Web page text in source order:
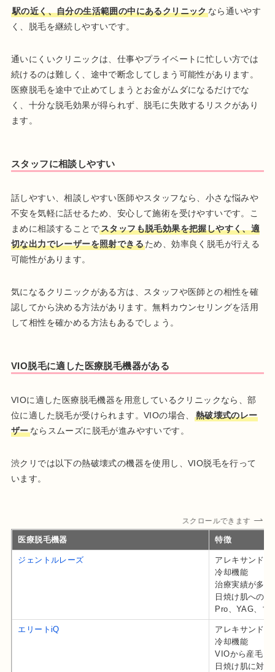
駅の近く、自分の生活範囲の中にあるクリニックなら通いやす
く、脱毛を継続しやすいです。
通いにくいクリニックは、仕事やプライベートに忙しい方では
続けるのは難しく、途中で断念してしまう可能性があります。
医療脱毛を途中で止めてしまうとお金がムダになるだけでな
く、十分な脱毛効果が得られず、脱毛に失敗するリスクがあり
ます。
スタッフに相談しやすい
話しやすい、相談しやすい医師やスタッフなら、小さな悩みや
不安を気軽に話せるため、安心して施術を受けやすいです。こ
まめに相談することでスタッフも脱毛効果を把握しやすく、適
切な出力でレーザーを照射できるため、効率良く脱毛が行える
可能性があります。
気になるクリニックがある方は、スタッフや医師との相性を確
認してから決める方法があります。無料カウンセリングを活用
して相性を確かめる方法もあるでしょう。
VIO脱毛に適した医療脱毛機器がある
VIOに適した医療脱毛機器を用意しているクリニックなら、部
位に適した脱毛が受けられます。VIOの場合、
熱破壊式のレー
ザーならスムーズに脱毛が進みやすいです。
渋クリでは以下の熱破壊式の機器を使用し、VIO脱毛を行って
います。
スクロールできます
医療脱毛機器 特徴
ジェントルレーズ
アレキサンド
冷却機能
治療実績が多く
日焼け肌への
Pro、YAG、プ
エリートiQ
アレキサンド
冷却機能
VIOから産毛ま
日焼け肌に対応